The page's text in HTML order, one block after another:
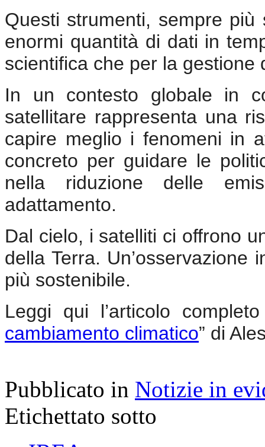
Questi strumenti, sempre
enormi quantità di dati in
scientifica che per la
In un contesto globale in
satellitare rappresenta una
capire meglio i fenomeni in
concreto per guidare le
nella riduzione delle
adattamento.
Dal cielo, i satelliti ci offrono
della Terra.
più sostenibile.
Leggi qui l’articolo
cambiamento climatico” di
Pubblicato in Notizie in
Etichettato sotto